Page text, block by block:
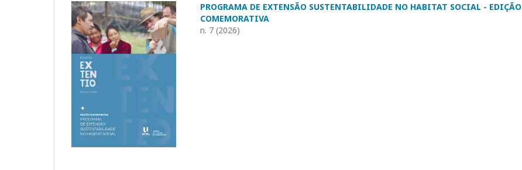
PROGRAMA DE EXTENSÃO SUSTENTABILIDADE NO HABITAT SOCIAL - EDIÇÃO
COMEMORATIVA
n. 7 (2026)